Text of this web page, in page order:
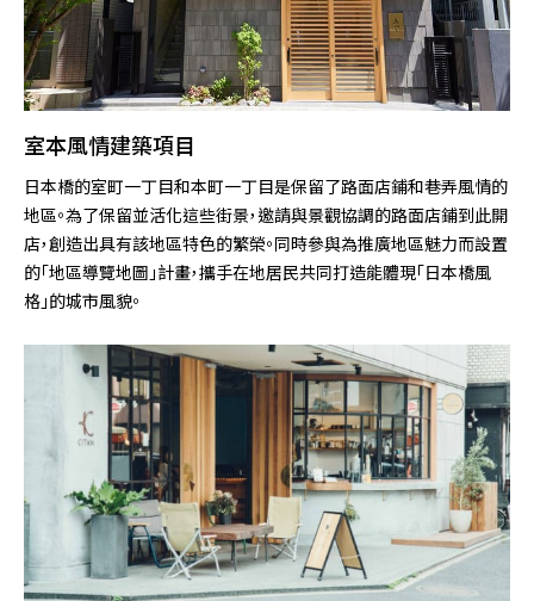
室本風情建築項目
日本橋的室町一丁目和本町一丁目是保留了路面店鋪和巷弄風情的
地區。為了保留並活化這些街景，邀請與景觀協調的路面店鋪到此開
店，創造出具有該地區特色的繁榮。同時參與為推廣地區魅力而設置
的「地區導覽地圖」計畫，攜手在地居民共同打造能體現「日本橋風
格」的城市風貌。